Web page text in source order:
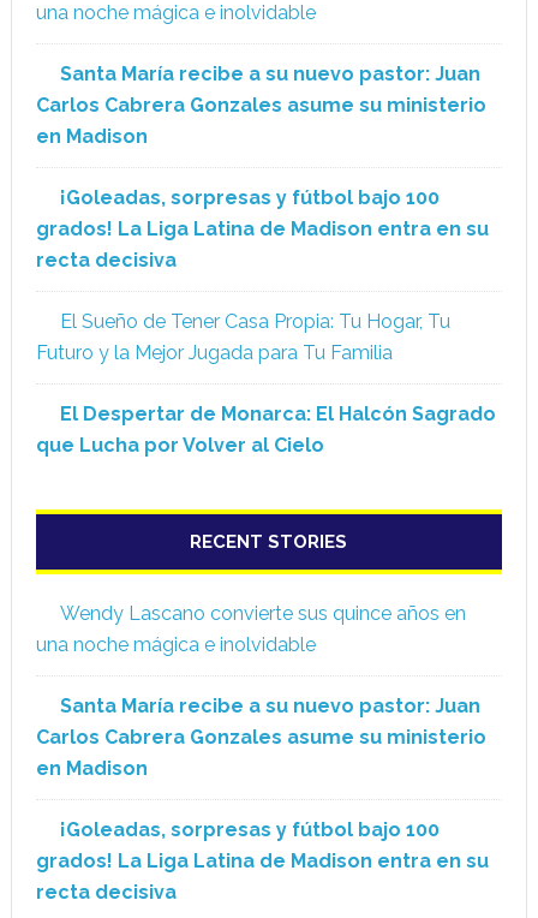
una noche mágica e inolvidable
Santa María recibe a su nuevo pastor: Juan
Carlos Cabrera Gonzales asume su ministerio
en Madison
¡Goleadas, sorpresas y fútbol bajo 100
grados! La Liga Latina de Madison entra en su
recta decisiva
El Sueño de Tener Casa Propia: Tu Hogar, Tu
Futuro y la Mejor Jugada para Tu Familia
El Despertar de Monarca: El Halcón Sagrado
que Lucha por Volver al Cielo
RECENT STORIES
Wendy Lascano convierte sus quince años en
una noche mágica e inolvidable
Santa María recibe a su nuevo pastor: Juan
Carlos Cabrera Gonzales asume su ministerio
en Madison
¡Goleadas, sorpresas y fútbol bajo 100
grados! La Liga Latina de Madison entra en su
recta decisiva